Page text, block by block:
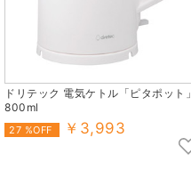
ドリテック 電気ケトル「ピタポット」
800ml
27 %OFF ￥3,993